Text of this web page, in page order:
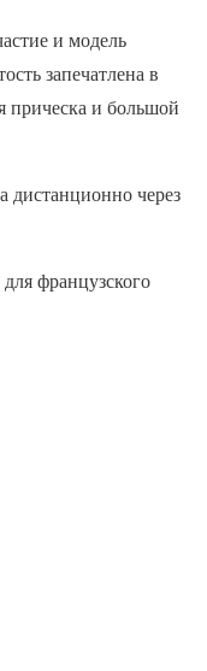
и модель
запечатлена в
прическа и большой
дистанционно через
французского